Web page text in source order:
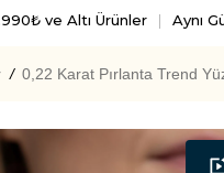
ve Altı Ürünler Aynı
/ 0,22 Karat Pırlanta Trend